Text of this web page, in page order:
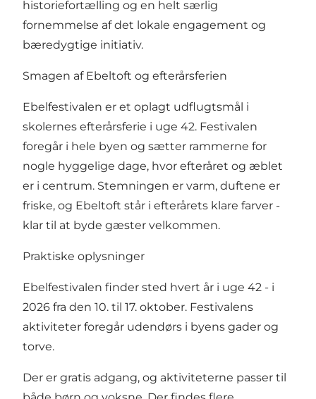
historiefortælling og en helt særlig
fornemmelse af det lokale engagement og
bæredygtige initiativ.
Smagen af Ebeltoft og efterårsferien
Ebelfestivalen er et oplagt udflugtsmål i
skolernes efterårsferie i uge 42. Festivalen
foregår i hele byen og sætter rammerne for
nogle hyggelige dage, hvor efteråret og æblet
er i centrum. Stemningen er varm, duftene er
friske, og Ebeltoft står i efterårets klare farver -
klar til at byde gæster velkommen.
Praktiske oplysninger
Ebelfestivalen finder sted hvert år i uge 42 - i
2026 fra den 10. til 17. oktober. Festivalens
aktiviteter foregår udendørs i byens gader og
torve.
Der er gratis adgang, og aktiviteterne passer til